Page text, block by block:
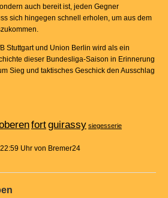
auch bereit ist, jeden Gegner
sich hingegen schnell erholen, um aus dem
Stuttgart und Union Berlin wird als ein
dieser Bundesliga-Saison in Erinnerung
Sieg und taktisches Geschick den Ausschlag
fortguirassy siegesserie
Uhr von Bremer24